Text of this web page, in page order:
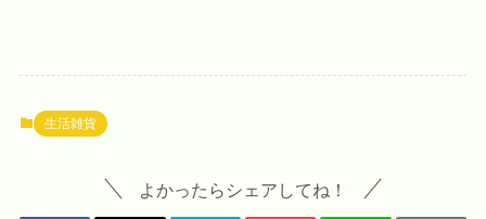
生活雑貨
よかったらシェアしてね！